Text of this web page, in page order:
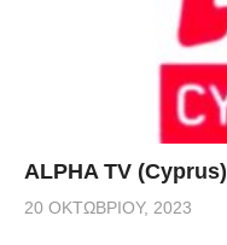
ALPHA TV (Cyprus)
20 ΟΚΤΩΒΡΊΟΥ, 2023